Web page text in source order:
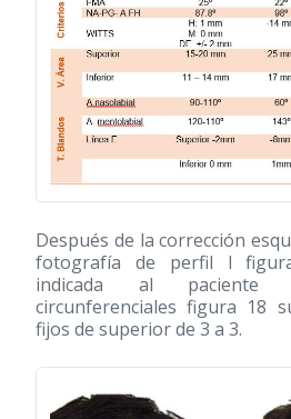
Después de la corrección
fotografía de perfil l
indicada al paciente
circunferenciales figura 18
fijos de superior de 3 a 3.